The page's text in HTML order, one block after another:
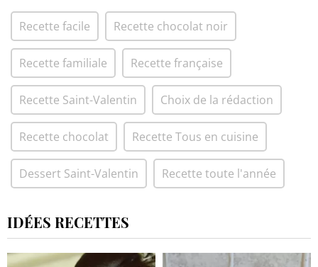
Recette facile Recette chocolat noir
Recette familiale Recette française
Recette Saint-Valentin Choix de la rédaction
Recette chocolat Recette Tous en cuisine
Dessert Saint-Valentin Recette toute l'année
IDÉES RECETTES